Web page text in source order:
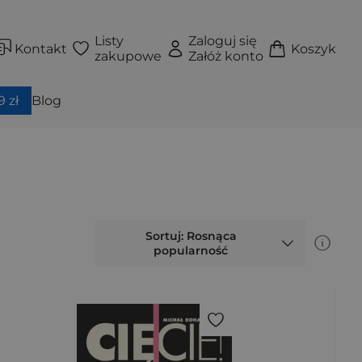
Kontakt
Listy
zakupowe
Zaloguj się
Załóż konto
Koszyk
zł Blog
Sortuj: Rosnąca
popularność